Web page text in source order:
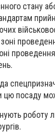
стану
цю посаду